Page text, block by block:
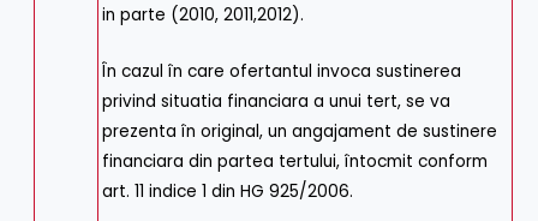
in parte (2010, 2011,2012).
În cazul în care ofertantul invoca sustinerea
privind situatia financiara a unui tert, se va
prezenta în original, un angajament de sustinere
financiara din partea tertului, întocmit conform
art. 11 indice 1 din HG 925/2006.